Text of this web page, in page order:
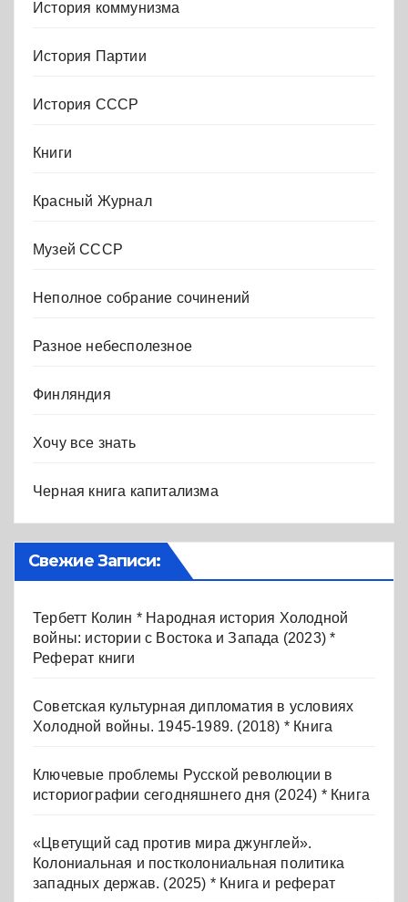
История коммунизма
История Партии
История СССР
Книги
Красный Журнал
Музей СССР
Неполное собрание сочинений
Разное небесполезное
Финляндия
Хочу все знать
Черная книга капитализма
Свежие Записи:
Тербетт Колин * Народная история Холодной
войны: истории с Востока и Запада (2023) *
Реферат книги
Советская культурная дипломатия в условиях
Холодной войны. 1945-1989. (2018) * Книга
Ключевые проблемы Русской революции в
историографии сегодняшнего дня (2024) * Книга
«Цветущий сад против мира джунглей».
Колониальная и постколониальная политика
западных держав. (2025) * Книга и реферат